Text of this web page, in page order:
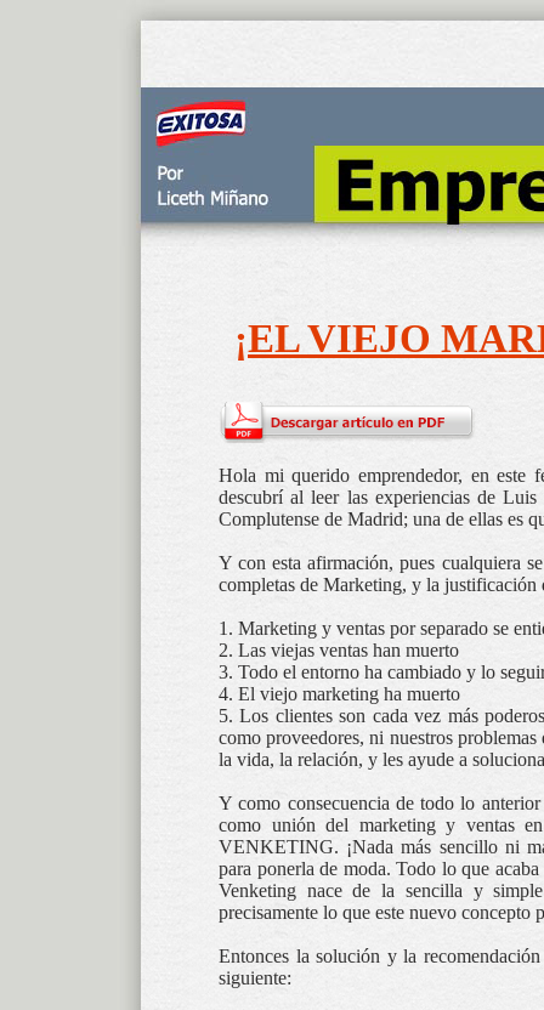
¡EL VIEJO
Hola mi querido emprendedor, en este
descubrí al leer las experiencias de
Complutense de Madrid; una de ellas es
Y con esta afirmación, pues cualquiera
completas de Marketing, y la justificación
1. Marketing y ventas por separado se
2. Las viejas ventas han muerto
3. Todo el entorno ha cambiado y lo
4. El viejo marketing ha muerto
5. Los clientes son cada vez más
como proveedores, ni nuestros
la vida, la relación, y les ayude a
Y como consecuencia de todo lo
como unión del marketing y ventas
VENKETING. ¡Nada más sencillo ni
para ponerla de moda. Todo lo que
Venketing nace de la sencilla y
precisamente lo que este nuevo concepto
Entonces la solución y la
siguiente: